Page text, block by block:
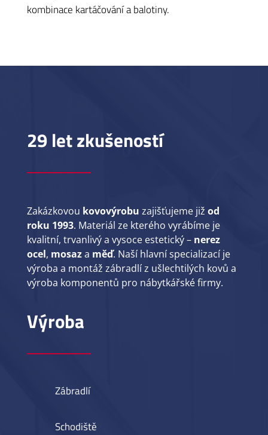
kombinace kartáčování a balotiny.
29 let zkušeností
Zakázkovou kovovýrobu zajišťujeme již od
roku 1993. Materiál ze kterého vyrábíme je
kvalitní, trvanlivý a vysoce estetický – nerez
ocel, mosaza měď. Naší hlavní specializací je
výroba a montáž zábradlí z ušlechtilých kovů a
výroba komponentů pro nábytkářské firmy.
Výroba
Zábradlí
Schodiště